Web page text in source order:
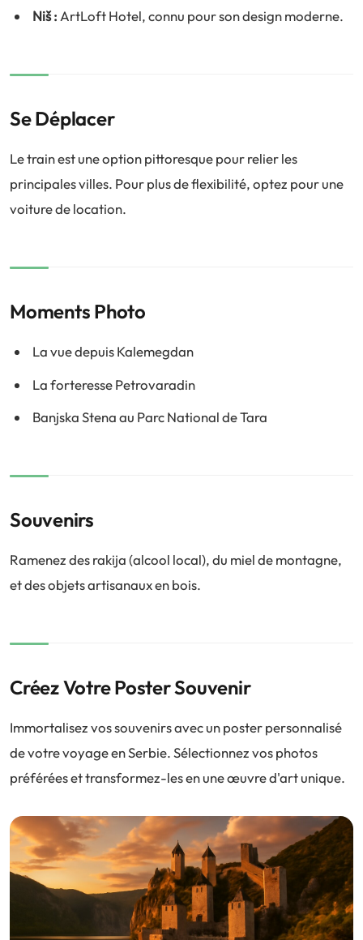
Niš : ArtLoft Hotel, connu pour son design moderne.
Se Déplacer
Le train est une option pittoresque pour relier les
principales villes. Pour plus de flexibilité, optez pour une
voiture de location.
Moments Photo
La vue depuis Kalemegdan
La forteresse Petrovaradin
Banjska Stena au Parc National de Tara
Souvenirs
Ramenez des rakija (alcool local), du miel de montagne,
et des objets artisanaux en bois.
Créez Votre Poster Souvenir
Immortalisez vos souvenirs avec un poster personnalisé
de votre voyage en Serbie. Sélectionnez vos photos
préférées et transformez-les en une œuvre d'art unique.